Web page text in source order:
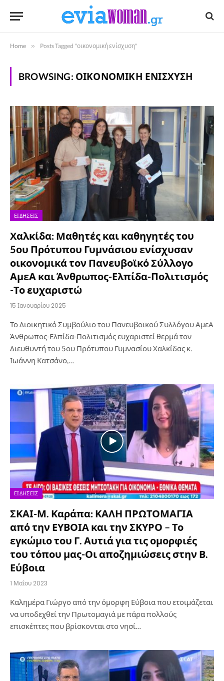
Home » Posts Tagged "οικονομική ενίσχυση"
BROWSING: ΟΙΚΟΝΟΜΙΚΉ ΕΝΊΣΧΥΣΗ
ΕΙΔΉΣΕΙΣ
Χαλκίδα: Μαθητές και καθηγητές του
5ου Πρότυπου Γυμνάσιου ενίσχυσαν
οικονομικά τον Πανευβοϊκό Σύλλογο
ΑμεΑ και Άνθρωπος-Ελπίδα-Πολιτισμός
-Το ευχαριστώ
15 Ιανουαρίου 2025
Το Διοικητικό Συμβούλιο του Πανευβοϊκού Συλλόγου ΑμεΑ
Άνθρωπος-Ελπίδα-Πολιτισμός ευχαριστεί θερμά τον
Διευθυντή του 5ου Πρότυπου Γυμνασίου Χαλκίδας κ.
Ιωάννη Κατσάνο,…
ΕΙΔΉΣΕΙΣ
ΣΚΑΙ-Μ. Καράπα: ΚΑΛΗ ΠΡΩΤΟΜΑΓΙΑ
από την ΕΥΒΟΙΑ και την ΣΚΥΡΟ – Το
εγκώμιο του Γ. Αυτιά για τις ομορφιές
του τόπου μας-Οι αποζημιώσεις στην Β.
Εύβοια
1 Μαΐου 2023
Καλημέρα Γιώργο από την όμορφη Εύβοια που ετοιμάζεται
να υποδεχθεί την Πρωτομαγιά με πάρα πολλούς
επισκέπτες που βρίσκονται στο νησί…